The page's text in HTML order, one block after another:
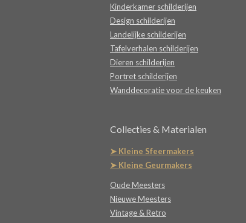
Kinderkamer schilderijen
Design schilderijen
Landelijke schilderijen
Tafelverhalen schilderijen
Dieren schilderijen
Portret schilderijen
Wanddecoratie voor de keuken
Collecties & Materialen
➤ Kleine Sfeermakers
➤ Kleine Geurmakers
Oude Meesters
Nieuwe Meesters
Vintage & Retro